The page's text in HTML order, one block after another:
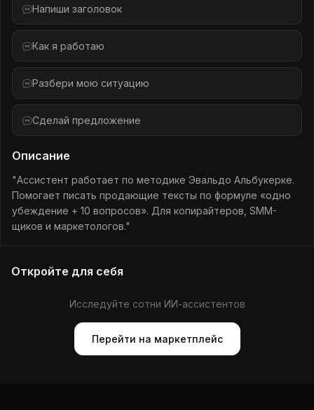
Напиши заголовок
Как я работаю
Разбери мою ситуацию
Сделай предложение
Описание
"Ассистент работает по методике Эвальдо Альбукерке.
Помогает писать продающие тексты по формуле «одно
убеждение + 10 вопросов». Для копирайтеров, SMM-
щиков и маркетологов."
Откройте для себя
Исследуйте сотни ИИ-ассистентов
Перейти на маркетплейс